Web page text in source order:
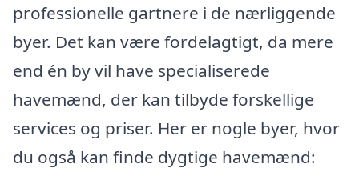
professionelle gartnere i de nærliggende
byer. Det kan være fordelagtigt, da mere
end én by vil have specialiserede
havemænd, der kan tilbyde forskellige
services og priser. Her er nogle byer, hvor
du også kan finde dygtige havemænd: